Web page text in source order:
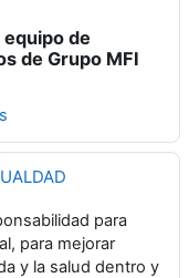
de
de Grupo MFI
para
para mejorar
y la salud dentro y